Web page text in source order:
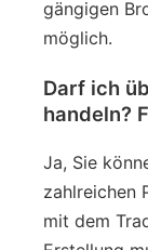
gängigen
möglich.
Darf ich
handeln?
Ja, Sie
zahlreichen
mit dem